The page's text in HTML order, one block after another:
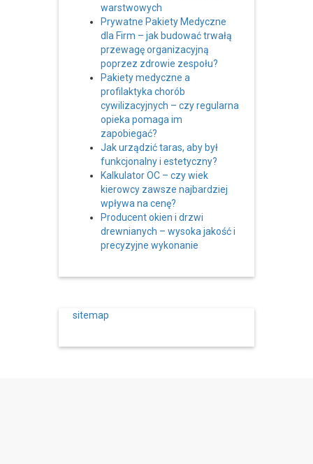
warstwowych
Prywatne Pakiety Medyczne
dla Firm – jak budować trwałą
przewagę organizacyjną
poprzez zdrowie zespołu?
Pakiety medyczne a
profilaktyka chorób
cywilizacyjnych – czy regularna
opieka pomaga im
zapobiegać?
Jak urządzić taras, aby był
funkcjonalny i estetyczny?
Kalkulator OC – czy wiek
kierowcy zawsze najbardziej
wpływa na cenę?
Producent okien i drzwi
drewnianych – wysoka jakość i
precyzyjne wykonanie
sitemap